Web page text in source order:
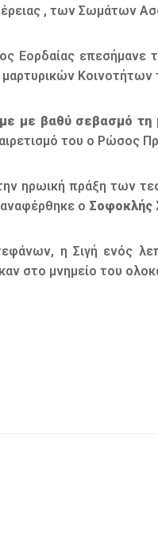
, των Σωμάτων
Εορδαίας επεσήμανε
με βαθύ σεβασμό
του ο Ρώσος
ηρωική πράξη των
ο Σοφοκλής
η Σιγή ενός
στο μνημείο του